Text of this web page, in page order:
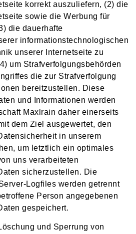
korrekt auszuliefern, (2) die
sowie die Werbung für
die dauerhafte
informationstechnologischen
unserer Internetseite zu
um Strafverfolgungsbehörden
die zur Strafverfolgung
bereitzustellen. Diese
und Informationen werden
Maxlrain daher einerseits
dem Ziel ausgewertet, den
in unserem
um letztlich ein optimales
uns verarbeiteten
sicherzustellen. Die
Logfiles werden getrennt
Person angegebenen
gespeichert.
und Sperrung von